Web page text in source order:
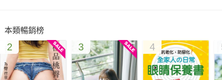
出各個國家的烘焙點心，烤箱就是你的任意門，讓烤焙後的甜甜
香氣帶你到想要的國家一遊吧！Carol老師為你細說糕點們的來
由，精選橫跨亞洲、大洋洲、歐洲、美洲的傳統甜點、鹹點、麵
包，在家就能讓一道道世界美味出爐，用味覺感受環遊多國的美
本類暢銷榜
2 3 4